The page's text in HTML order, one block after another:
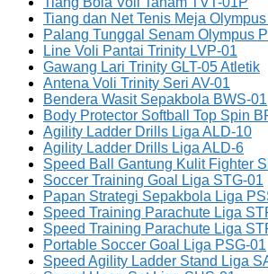
Tiang dan Net Tenis Meja
Palang Tunggal Senam Olympus
Line Voli Pantai Trinity LVP-01
Gawang Lari Trinity GLT-05 Atletik
Antena Voli Trinity Seri AV-01
Bendera Wasit Sepakbola BWS-01
Body Protector Softball Top Spin
Agility Ladder Drills Liga ALD-10
Agility Ladder Drills Liga ALD-6
Speed Ball Gantung Kulit Fighter
Soccer Training Goal Liga STG-01
Papan Strategi Sepakbola Liga
Speed Training Parachute Liga
Speed Training Parachute Liga
Portable Soccer Goal Liga PSG-01
Speed Agility Ladder Stand Liga